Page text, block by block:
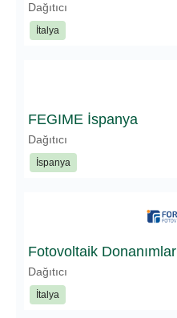
Dağıtıcı
İtalya
FEGIME İspanya
Dağıtıcı
İspanya
Fotovoltaik Donanımlar
Dağıtıcı
İtalya